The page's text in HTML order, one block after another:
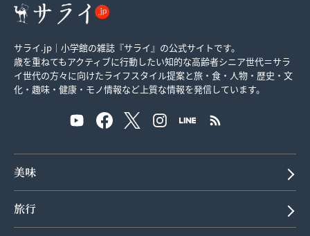
サライ.jp｜小学館の雑誌『サライ』の公式サイトです。
歳を重ねてもアクティブに行動したい知的な高齢者シニア世代＝サラ
イ世代の方々に向けたライフスタイル提案と旅・食・人物・歴史・文
化・趣味・健康・モノ情報など上質な情報を発信しています。
美味
旅行